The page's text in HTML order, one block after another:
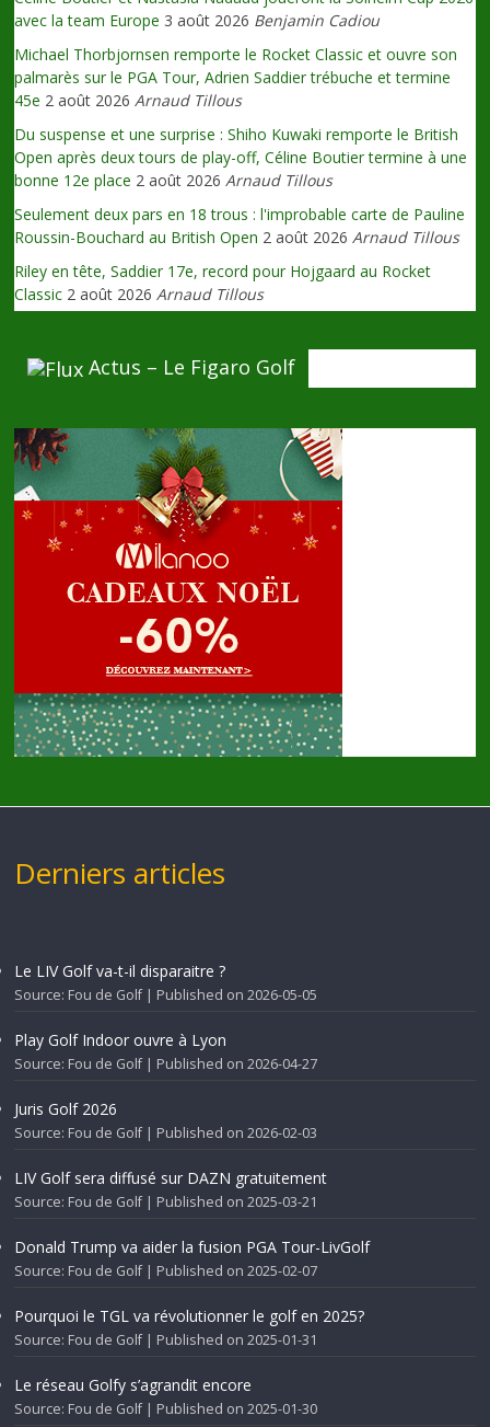
avec la team Europe 3 août 2026 Benjamin Cadiou
Michael Thorbjornsen remporte le Rocket Classic et ouvre son
palmarès sur le PGA Tour, Adrien Saddier trébuche et termine
45e 2 août 2026 Arnaud Tillous
Du suspense et une surprise : Shiho Kuwaki remporte le British
Open après deux tours de play-off, Céline Boutier termine à une
bonne 12e place 2 août 2026 Arnaud Tillous
Seulement deux pars en 18 trous : l'improbable carte de Pauline
Roussin-Bouchard au British Open 2 août 2026 Arnaud Tillous
Riley en tête, Saddier 17e, record pour Hojgaard au Rocket
Classic 2 août 2026 Arnaud Tillous
Actus – Le Figaro Golf
Derniers articles
Le LIV Golf va-t-il disparaitre ?
Source: Fou de Golf Published on 2026-05-05
Play Golf Indoor ouvre à Lyon
Source: Fou de Golf Published on 2026-04-27
Juris Golf 2026
Source: Fou de Golf Published on 2026-02-03
LIV Golf sera diffusé sur DAZN gratuitement
Source: Fou de Golf Published on 2025-03-21
Donald Trump va aider la fusion PGA Tour-LivGolf
Source: Fou de Golf Published on 2025-02-07
Pourquoi le TGL va révolutionner le golf en 2025?
Source: Fou de Golf Published on 2025-01-31
Le réseau Golfy s’agrandit encore
Source: Fou de Golf Published on 2025-01-30